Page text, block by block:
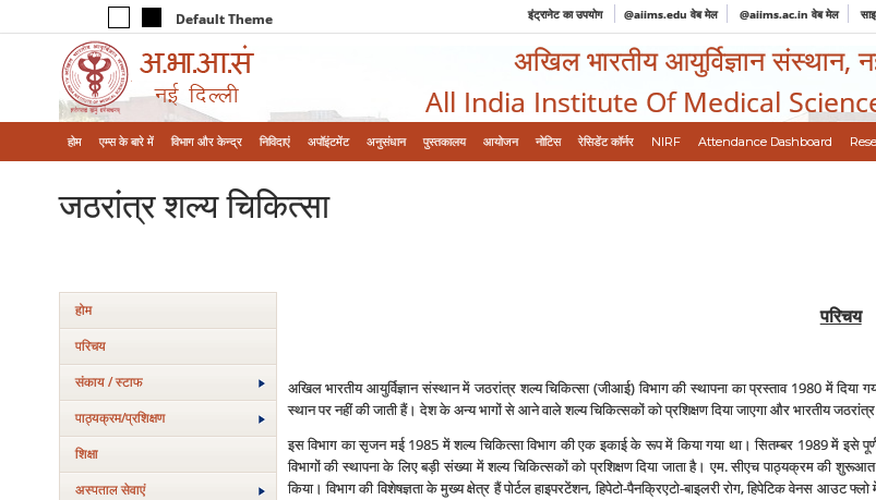
Default Theme इंट्रानेट का उपयोग @aiims.edu वेब मेल @aiims.ac.in वेब मेल
अखिल भारतीय आयुर्विज्ञान संस्थान,
All India Institute Of Medical
होम एम्‍स के बारे में विभाग और केन्‍द्र निविदाएं अपॉइंटमेंट अनुसंधान पुस्तकालय आयोजन नोटिस रेसिडेंट कॉर्नर NIRF Attendance Dashboard
जठरांत्र शल्‍य चिकित्‍सा
होम
परिचय
संकाय / स्टाफ
पाठ्यक्रम/प्रशिक्षण
शिक्षा
अस्‍पताल सेवाएं
परिचय
अखिल भारतीय आयुर्विज्ञान संस्‍थान में जठरांत्र शल्‍य चिकित्‍सा (जीआई) विभाग की स्‍थापना का प्रस्‍ताव 1980 में
स्‍थान पर नहीं की जाती हैं। देश के अन्‍य भागों से आने वाले शल्‍य चिकित्‍सकों को प्रशिक्षण दिया जाएगा और भारतीय
इस विभाग का सृजन मई 1985 में शल्‍य चिकित्‍सा विभाग की एक इकाई के रूप में किया गया था। सितम्‍बर 1989 में इसे
विभागों की स्‍थापना के लिए बड़ी संख्‍या में शल्‍य चिकित्‍सकों को प्रशिक्षण दिया जाता है। एम. सीएच पाठ्यक्रम की
किया। विभाग की विशेषज्ञता के मुख्‍य क्षेत्र हैं पोर्टल हाइपरटेंशन, हिपेटो-पैनक्रिएटो-बाइलरी रोग, हिपेटिक वेनस